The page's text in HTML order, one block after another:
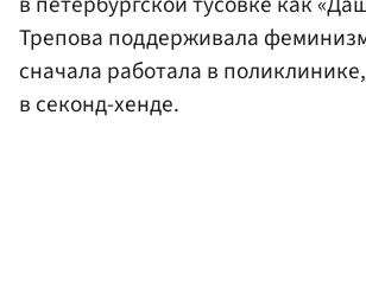
Трепова поддерживала
сначала работала в
в секонд-хенде.